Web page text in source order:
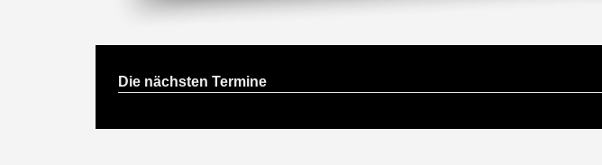
Die nächsten Termine